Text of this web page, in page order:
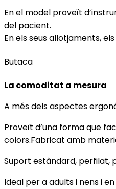
En el model proveït
del pacient.
En els seus allotjaments,
Butaca
La comoditat a mesura
A més dels aspectes
Proveït d’una forma que
colors.Fabricat amb
Suport estàndard, perfilat,
Ideal per a adults i nens i